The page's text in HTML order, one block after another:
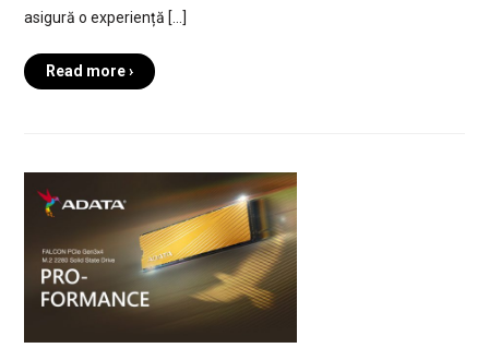
asigură o experiență […]
Read more ›